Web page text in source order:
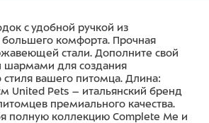
с удобной ручкой из
комфорта. Прочная
стали. Дополните свой
шармами для создания
стиля вашего питомца. Длина:
United Pets – итальянский бренд
премиального качества.
полную коллекцию Complete Me и